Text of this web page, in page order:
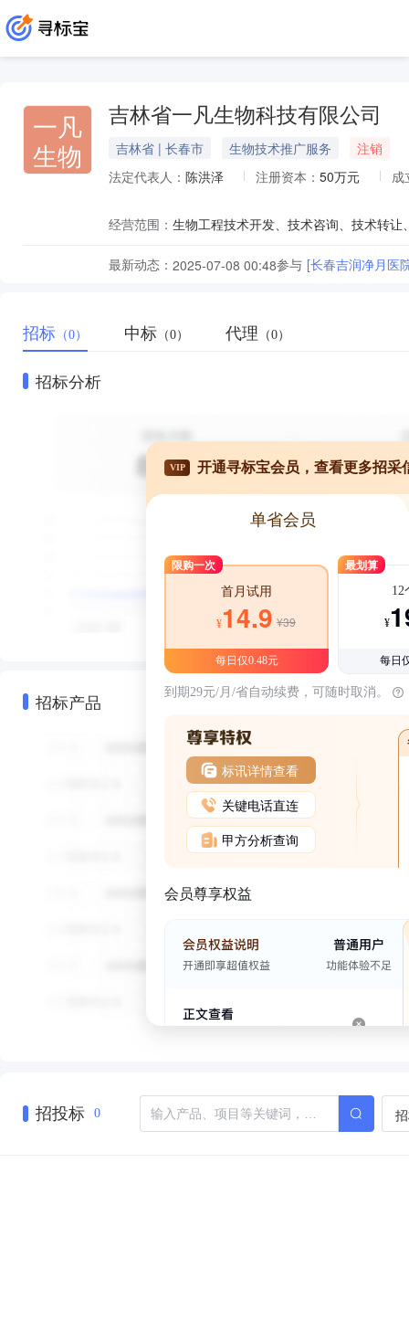
一凡
生物
吉林省一凡生物科技有限公司
吉林省 | 长春市 生物技术推广服务
注销
法定代表人： 陈洪泽 注册资本： 50万元 成
经营范围：
最新动态： 2025-07-08 00:48参与 [长春吉润净月医
招标 （0） 中标 （0） 代理 （0）
招标分析
招标产品
VIP 开通寻标宝会员，查看更多招采
单省会员
限购一次
首月试用
¥14.9 ¥39
每日仅0.48元
最划算
12
¥
每日
到期29元/月/省自动续费，可随时取消。
标讯详情查看
关键电话直连
甲方分析查询
会员尊享权益
招投标 0